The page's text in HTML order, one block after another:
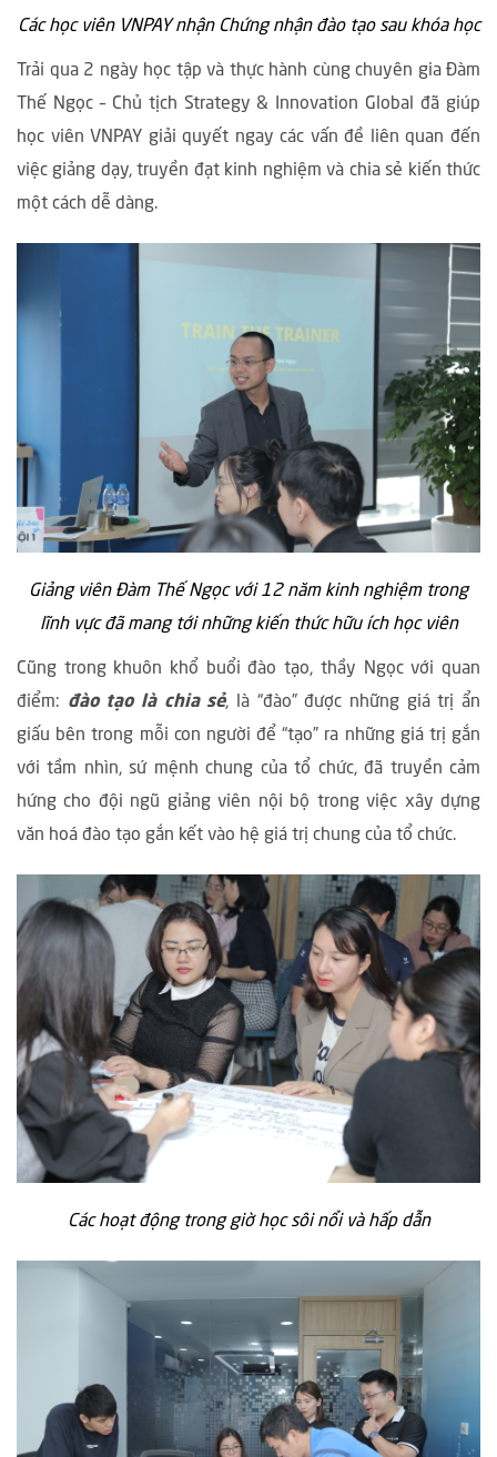
Các học viên VNPAY nhận Chứng nhận đào tạo sau khóa học
Trải qua 2 ngày học tập và thực hành cùng chuyên gia Đàm
Thế Ngọc – Chủ tịch Strategy & Innovation Global đã giúp
học viên VNPAY giải quyết ngay các vấn đề liên quan đến
việc giảng dạy, truyền đạt kinh nghiệm và chia sẻ kiến thức
một cách dễ dàng.
Giảng viên Đàm Thế Ngọc với 12 năm kinh nghiệm trong
lĩnh vực đã mang tới những kiến thức hữu ích học viên
Cũng trong khuôn khổ buổi đào tạo, thầy Ngọc với quan
điểm: đào tạo là chia sẻ, là “đào” được những giá trị ẩn
giấu bên trong mỗi con người để “tạo” ra những giá trị gắn
với tầm nhìn, sứ mệnh chung của tổ chức, đã truyền cảm
hứng cho đội ngũ giảng viên nội bộ trong việc xây dựng
văn hoá đào tạo gắn kết vào hệ giá trị chung của tổ chức.
Các hoạt động trong giờ học sôi nổi và hấp dẫn